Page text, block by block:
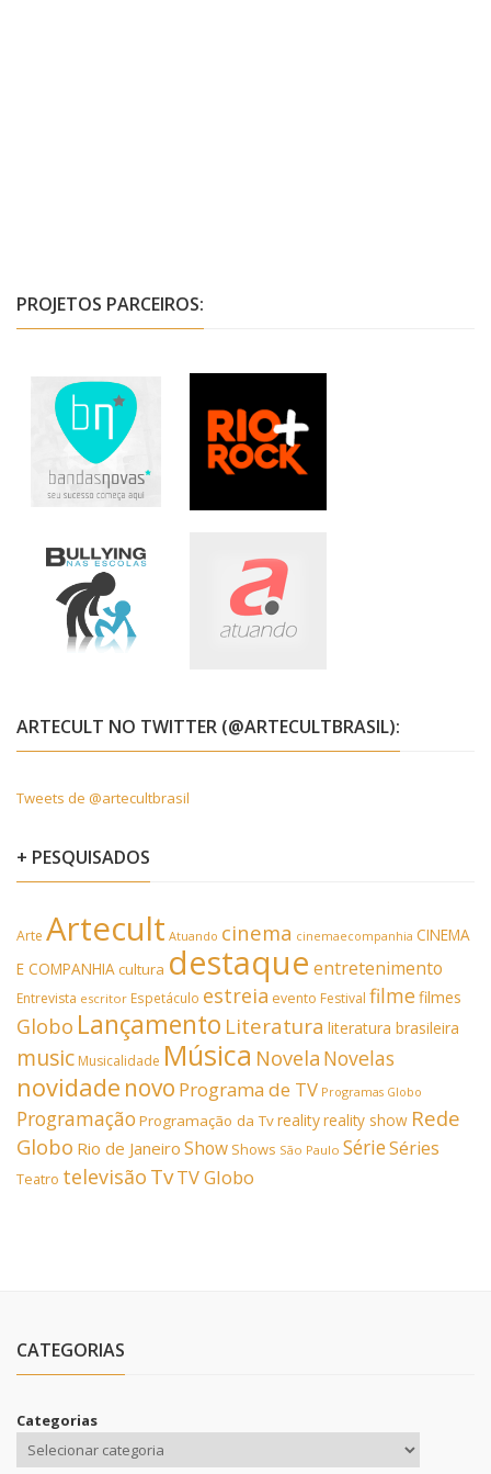
PROJETOS PARCEIROS:
ARTECULT NO TWITTER (@ARTECULTBRASIL):
Tweets de @artecultbrasil
+ PESQUISADOS
Arte Artecult Atuando cinema cinemaecompanhia CINEMA
E COMPANHIAcultura destaque entretenimento
Entrevista escritor Espetáculo estreia evento Festival filmefilmes
Globo Lançamento Literatura literatura brasileira
music Musicalidade Música Novela Novelas
novidade novo Programa de TV Programas Globo
Programação Programação da Tvrealityreality show Rede
Globo Rio de Janeiro Show Shows São Paulo SérieSéries
Teatro televisão TvTV Globo
CATEGORIAS
Categorias